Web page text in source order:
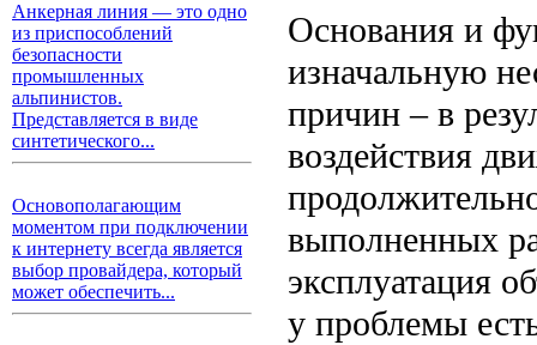
Анкерная линия — это одно
из приспособлений
безопасности
промышленных
альпинистов.
Представляется в виде
синтетического...
Основополагающим
моментом при подключении
к интернету всегда является
выбор провайдера, который
может обеспечить...
Основания и
изначальную
причин – в
воздействия
выполненных
эксплуатация
у проблемы